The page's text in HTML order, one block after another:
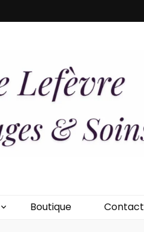
Boutique Contact